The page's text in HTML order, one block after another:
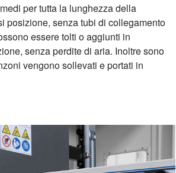
per tutta la lunghezza della
posizione, senza tubi di collegamento
essere tolti o aggiunti in
senza perdite di aria. Inoltre sono
vengono sollevati e portati in